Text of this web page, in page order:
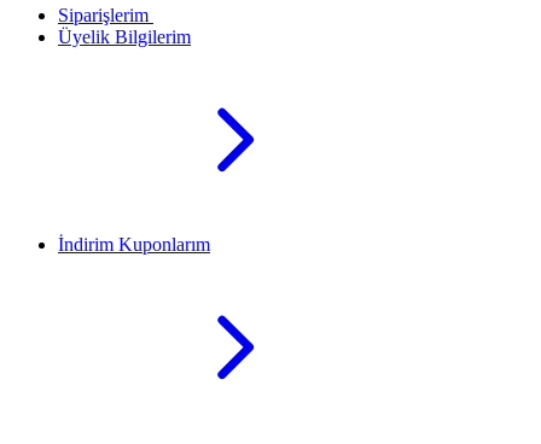
Siparişlerim
Üyelik Bilgilerim
İndirim Kuponlarım